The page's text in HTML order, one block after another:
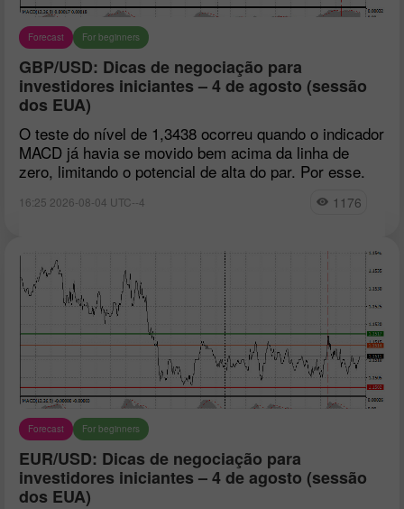
Forecast For beginners
GBP/USD: Dicas de negociação para
investidores iniciantes – 4 de agosto (sessão
dos EUA)
O teste do nível de 1,3438 ocorreu quando o indicador
MACD já havia se movido bem acima da linha de
zero, limitando o potencial de alta do par. Por esse.
16:25 2026-08-04 UTC--4 1176
Forecast For beginners
EUR/USD: Dicas de negociação para
investidores iniciantes – 4 de agosto (sessão
dos EUA)